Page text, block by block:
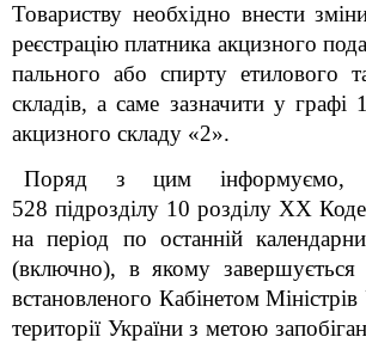
Товариству необхідно внести
реєстрацію платника акцизного
пального або спирту етилового
складів, а саме зазначити у графі
акцизного складу «2».
Поряд з цим інформуємо,
528 підрозділу 10 розділу XX
на період по останній
(включно), в якому завершується
встановленого Кабінетом Міністрів
території України з метою